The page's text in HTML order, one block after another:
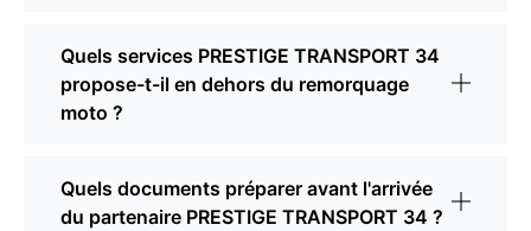
Quels services PRESTIGE TRANSPORT 34
propose-t-il en dehors du remorquage
moto ?
Quels documents préparer avant l'arrivée
du partenaire PRESTIGE TRANSPORT 34 ?